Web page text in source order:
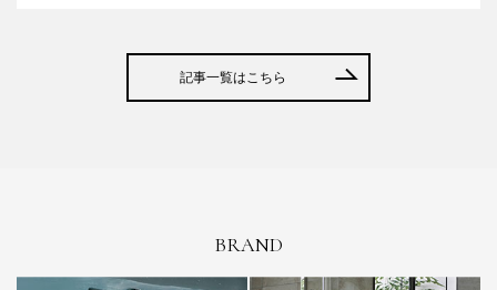
記事一覧はこちら
BRAND